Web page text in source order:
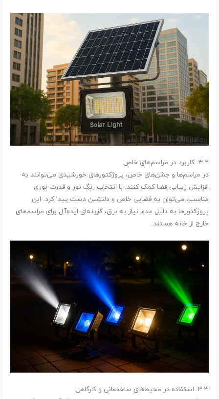
۳.۲. کاربرد در مراسم‌های خاص
در مراسم‌ها و جشن‌های خاص، پروژکتورهای خورشیدی می‌توانند به
افزایش زیبایی فضا کمک کنند. با انتخاب رنگ نور و قدرت نوری
مناسب، می‌توان به فضایی خاص و دلنشین دست پیدا کرد. این
پروژکتورها به دلیل عدم نیاز به برق، گزینه‌ای ایده‌آل برای مراسم‌های
خارج از خانه هستند.
۳.۳. استفاده در محیط‌های ساختمانی و کارگاهی